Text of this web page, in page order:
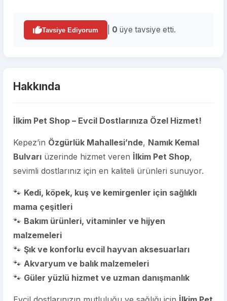
Tavsiye Ediyorum 0 üye tavsiye etti.
Hakkında
İlkim Pet Shop – Evcil Dostlarınıza Özel Hizmet!
Kepez’in Özgürlük Mahallesi’nde, Namık Kemal
Bulvarı üzerinde hizmet veren İlkim Pet Shop,
sevimli dostlarınız için en kaliteli ürünleri sunuyor.
🐾 Kedi, köpek, kuş ve kemirgenler için sağlıklı
mama çeşitleri
🐾 Bakım ürünleri, vitaminler ve hijyen
malzemeleri
🐾 Şık ve konforlu evcil hayvan aksesuarları
🐾 Akvaryum ve balık malzemeleri
🐾 Güler yüzlü hizmet ve uzman danışmanlık